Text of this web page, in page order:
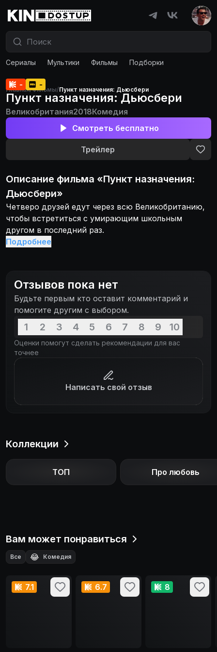
Сериалы Мультики Фильмы Подборки
Главная/Фильмы/Пункт назначения: Дьюсбери
- -
Пункт назначения: Дьюсбери
Великобритания2018Комедия
Смотреть бесплатно
Трейлер
Описание фильма «Пункт назначения:
Дьюсбери»
Четверо друзей едут через всю Великобританию,
чтобы встретиться с умирающим школьным
другом в последний раз.
Подробнее
Отзывов пока нет
Будьте первым кто оставит комментарий и
помогите другим с выбором.
1 2 3 4 5 6 7 8 9 10
Оценки помогут сделать рекомендации для вас
точнее
Написать свой отзыв
Коллекции
ТОП Про любовь
Вам может понравиться
Все 😂 Комедия
7.1 6.7 8